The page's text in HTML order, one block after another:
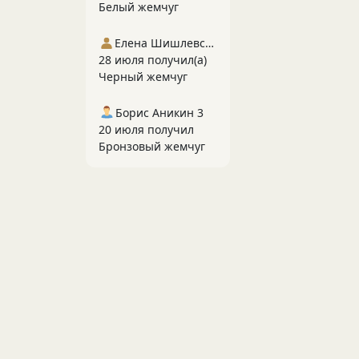
Белый жемчуг
Елена Шишлевская
28 июля получил(а)
Черный жемчуг
Борис Аникин 3
20 июля получил
Бронзовый жемчуг